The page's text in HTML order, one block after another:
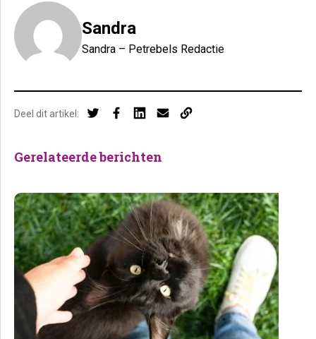
Sandra
Sandra – Petrebels Redactie
Deel dit artikel:
Gerelateerde berichten